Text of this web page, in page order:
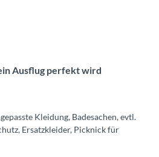
Ausflug perfekt wird
Kleidung, Badesachen, evtl.
Ersatzkleider, Picknick für